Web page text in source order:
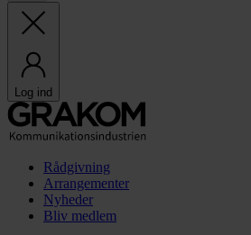
Log ind
Rådgivning
Arrangementer
Nyheder
Bliv medlem